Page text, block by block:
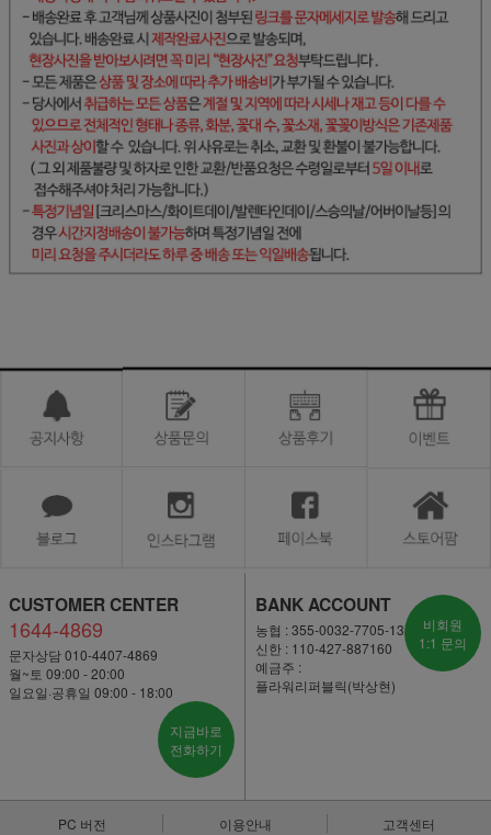
CUSTOMER CENTER
1644-4869
문자상담 010-4407-4869
월~토 09:00 - 20:00
일요일·공휴일 09:00 - 18:00
지금바로
전화하기
BANK ACCOUNT
농협 : 355-0032-7705-13
신한 : 110-427-887160
예금주 :
플라워리퍼블릭(박상현)
비회원
1:1 문의
PC 버전 이용안내 고객센터